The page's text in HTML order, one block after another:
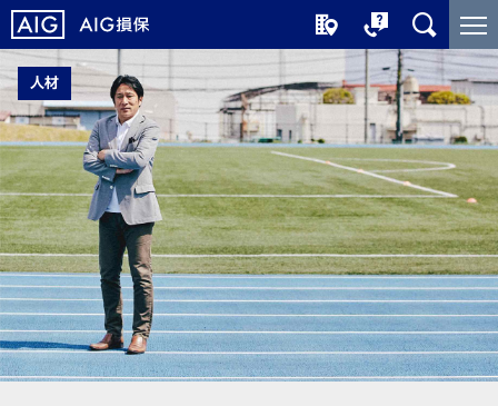
メ
イ
コ
ン
テ
ン
ツ
に
ジ
ャ
ン
プ
こ
こ
ら
メ
イ
ン
コ
ン
テ
ン
ツ
で
す
人材